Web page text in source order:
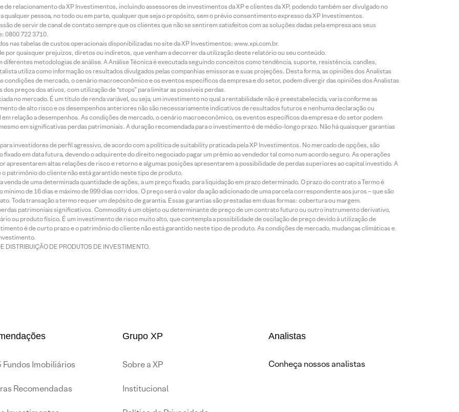
relacionamento da XP Investimentos, incluindo assessores de investimentos da XP e clientes da XP, podendo também ser divulgado no
qualquer pessoa, no todo ou em parte, qualquer que seja o propósito, sem o prévio consentimento expresso da XP Investimentos.
de servir de canal de contato sempre que os clientes que não se sentirem satisfeitos com as soluções dadas pela empresa aos seus
0800 722 3710.
nas tabelas de custos operacionais disponibilizadas no site da XP Investimentos: www.xpi.com.br.
por quaisquer prejuízos, diretos ou indiretos, que venham a decorrer da utilização deste relatório ou seu conteúdo.
diferentes metodologias de análise. A Análise Técnica é executada seguindo conceitos como tendência, suporte, resistência, candles,
utiliza como informação os resultados divulgados pelas companhias emissoras e suas projeções. Desta forma, as opiniões dos Analistas
condições de mercado, o cenário macroeconômico e os eventos específicos da empresa e do setor, podem divergir das opiniões dos Analistas
preços dos ativos, com utilização de “stops” para limitar as possíveis perdas.
no mercado. É um título de renda variável, ou seja, um investimento no qual a rentabilidade não é preestabelecida, varia conforme as
de alto risco e os desempenhos anteriores não são necessariamente indicativos de resultados futuros e nenhuma declaração ou
relação a desempenhos. As condições de mercado, o cenário macroeconômico, os eventos específicos da empresa e do setor podem
em significativas perdas patrimoniais. A duração recomendada para o investimento é de médio-longo prazo. Não há quaisquer garantias
investidores de perfil agressivo, de acordo com a política de suitability praticada pela XP Investimentos. No mercado de opções, são
em data futura, devendo o adquirente do direito negociado pagar um prêmio ao vendedor tal como num acordo seguro. As operações
apresentarem altas relações de risco e retorno e algumas posições apresentarem a possibilidade de perdas superiores ao capital investido. A
patrimônio do cliente não está garantido neste tipo de produto.
de uma determinada quantidade de ações, a um preço fixado, para liquidação em prazo determinado. O prazo do contrato a Termo é
de 16 dias e máximo de 999 dias corridos. O preço será o valor da ação adicionado de uma parcela correspondente aos juros – que são
Toda transação a termo requer um depósito de garantia. Essas garantias são prestadas em duas formas: cobertura ou margem.
patrimoniais significativos. Commodity é um objeto ou determinante de preço de um contrato futuro ou outro instrumento derivativo,
ou produto físico. É um investimento de risco muito alto, que contempla a possibilidade de oscilação de preço devido à utilização de
é de curto prazo e o patrimônio do cliente não está garantido neste tipo de produto. As condições de mercado, mudanças climáticas e
DISTRIBUIÇÃO DE PRODUTOS DE INVESTIMENTO.
Fundos Imobiliários
Recomendadas
Grupo XP
Sobre a XP
Institucional
Analistas
Conheça nossos analistas